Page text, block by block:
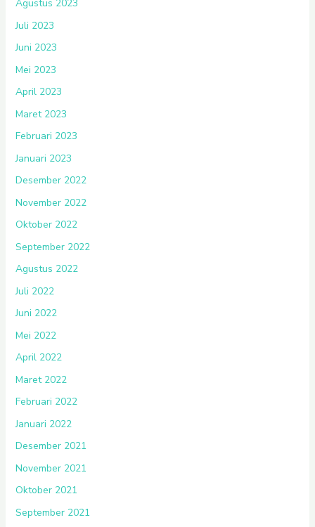
Agustus 2023
Juli 2023
Juni 2023
Mei 2023
April 2023
Maret 2023
Februari 2023
Januari 2023
Desember 2022
November 2022
Oktober 2022
September 2022
Agustus 2022
Juli 2022
Juni 2022
Mei 2022
April 2022
Maret 2022
Februari 2022
Januari 2022
Desember 2021
November 2021
Oktober 2021
September 2021